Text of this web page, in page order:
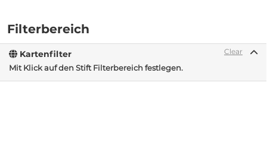
Filterbereich
Clear
Kartenfilter
Mit Klick auf den Stift Filterbereich festlegen.